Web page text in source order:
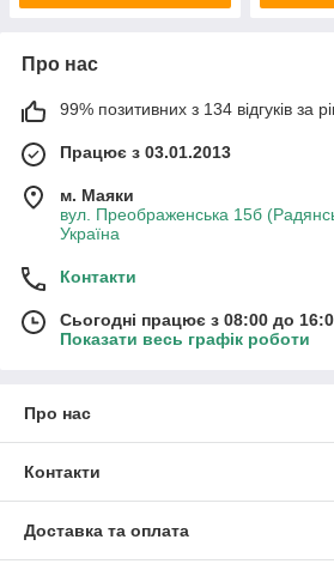
Про нас
99% позитивних з 134 відгуків за
Працює з 03.01.2013
м. Маяки
вул. Преображенська 15б
Україна
Контакти
Сьогодні працює з 08:00 до
Показати весь графік роботи
Про нас
Контакти
Доставка та оплата